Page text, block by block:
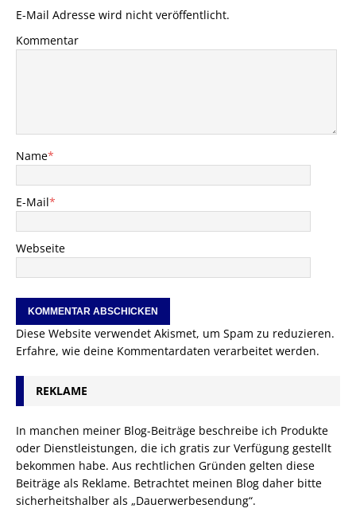
E-Mail Adresse wird nicht veröffentlicht.
Kommentar
Name*
E-Mail*
Webseite
Diese Website verwendet Akismet, um Spam zu reduzieren.
Erfahre, wie deine Kommentardaten verarbeitet werden.
REKLAME
In manchen meiner Blog-Beiträge beschreibe ich Produkte
oder Dienstleistungen, die ich gratis zur Verfügung gestellt
bekommen habe. Aus rechtlichen Gründen gelten diese
Beiträge als Reklame. Betrachtet meinen Blog daher bitte
sicherheitshalber als „Dauerwerbesendung“.